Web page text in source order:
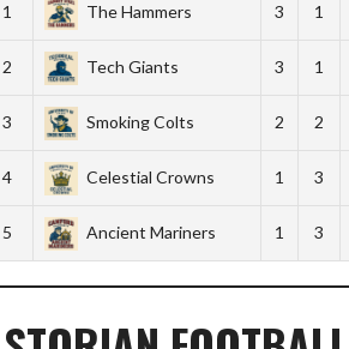
1 The Hammers 3 1
2 Tech Giants 3 1
3 Smoking Colts 2 2
4 Celestial Crowns 1 3
5 Ancient Mariners 1 3